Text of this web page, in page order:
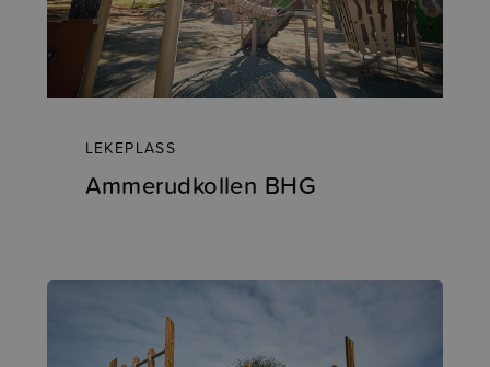
LEKEPLASS
Ammerudkollen BHG